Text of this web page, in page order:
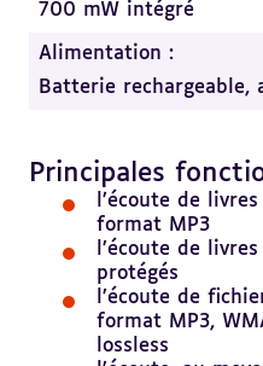
700 mW intégré
Alimentation :
Batterie rechargeable,
Principales
l’écoute de
format MP3
l’écoute de
protégés
l’écoute de
format MP3,
lossless
Revenir
sommaire